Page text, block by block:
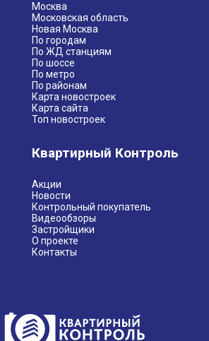
Москва
Московская область
Новая Москва
По городам
По ЖД станциям
По шоссе
По метро
По районам
Карта новостроек
Карта сайта
Топ новостроек
Квартирный Контроль
Акции
Новости
Контрольный покупатель
Видеообзоры
Застройщики
О проекте
Контакты